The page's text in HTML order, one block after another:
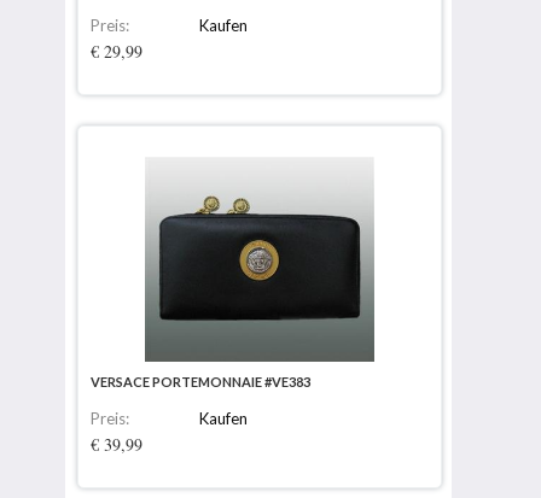
Preis:
€ 29,99
Kaufen
VERSACE PORTEMONNAIE #VE383
Preis:
€ 39,99
Kaufen